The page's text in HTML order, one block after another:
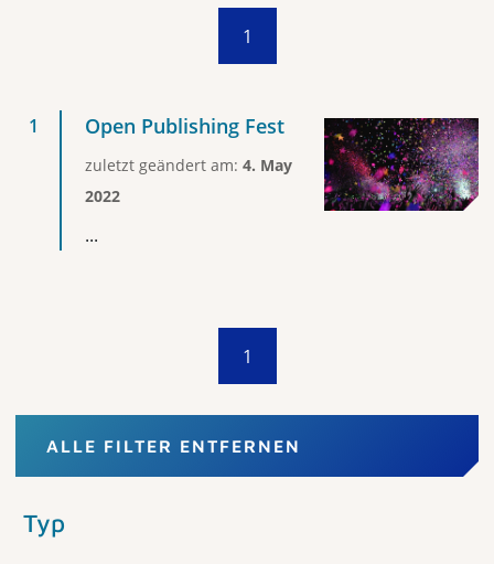
1
Open Publishing Fest
zuletzt geändert am: 4. May
2022
...
1
ALLE FILTER ENTFERNEN
Typ